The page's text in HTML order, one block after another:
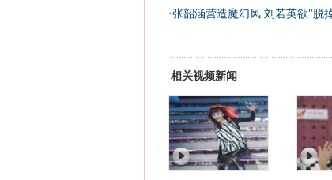
·张韶涵营造魔幻风 刘若英欲"脱
相关视频新闻